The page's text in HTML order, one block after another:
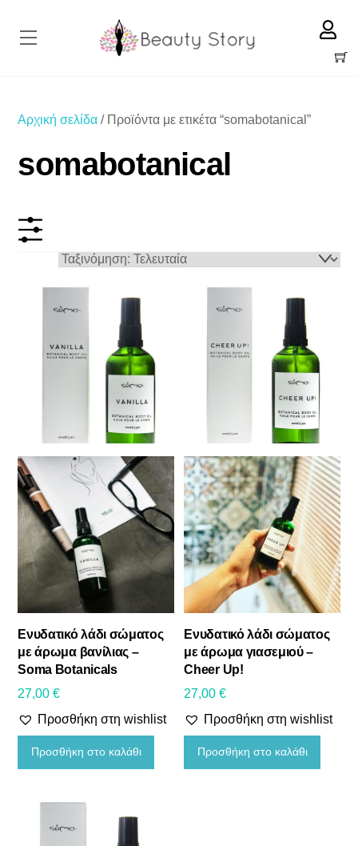
Menu
Cart
Αρχική σελίδα / Προϊόντα με ετικέτα “somabotanical”
somabotanical
On sale
Κατηγορίες προϊόντων
Πρόσωπο
Σώμα
Δωροκάρτες
Συμπληρώματα διατροφής
BRANDS
Φυσικά Καλλυντικά
Αντηλιακή προστασία
Αντρική φροντίδα
Αποσμητικός κρύσταλλος σώματος
Φροντίδα άκρων
Δώρα ομορφιάς
Ανθοϊάματα
Ενυδατικό λάδι σώματος
με άρωμα βανίλιας –
Soma Botanicals
27,00€
Προσθήκη στη wishlist
Προσθήκη στο καλάθι
Ενυδατικό λάδι σώματος
με άρωμα γιασεμιού –
Cheer Up!
27,00€
Προσθήκη στη wishlist
Προσθήκη στο καλάθι